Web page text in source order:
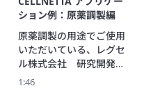
ション例：原薬調製編
原薬調製の用途でご使用
いただいている、レグセ
ル株式会社　研究開発
部　三上 統久 先生
1:46